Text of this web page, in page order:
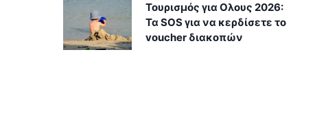
Τουρισμός για Ολους 2026:
Τα SOS για να κερδίσετε το
voucher διακοπών